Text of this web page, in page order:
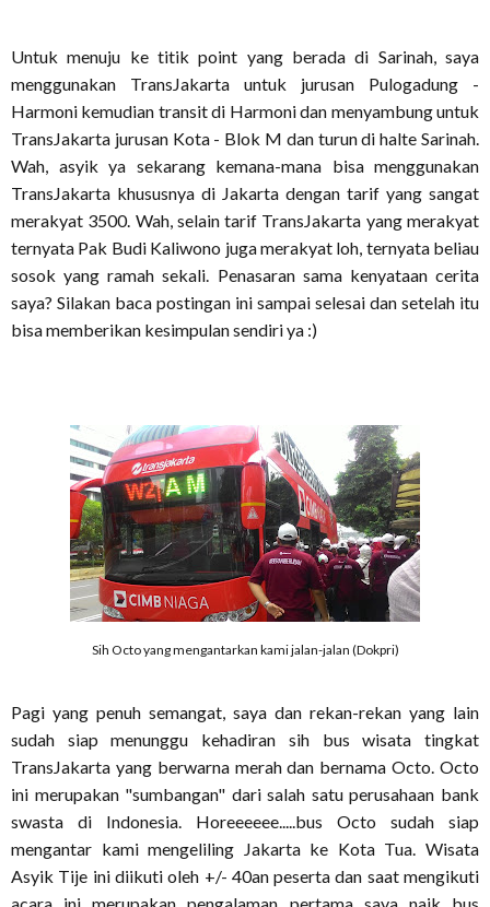
Untuk menuju ke titik point yang berada di Sarinah, saya
menggunakan TransJakarta untuk jurusan Pulogadung -
Harmoni kemudian transit di Harmoni dan menyambung untuk
TransJakarta jurusan Kota - Blok M dan turun di halte Sarinah.
Wah, asyik ya sekarang kemana-mana bisa menggunakan
TransJakarta khususnya di Jakarta dengan tarif yang sangat
merakyat 3500. Wah, selain tarif TransJakarta yang merakyat
ternyata Pak Budi Kaliwono juga merakyat loh, ternyata beliau
sosok yang ramah sekali. Penasaran sama kenyataan cerita
saya? Silakan baca postingan ini sampai selesai dan setelah itu
bisa memberikan kesimpulan sendiri ya :)
Sih Octo yang mengantarkan kami jalan-jalan (Dokpri)
Pagi yang penuh semangat, saya dan rekan-rekan yang lain
sudah siap menunggu kehadiran sih bus wisata tingkat
TransJakarta yang berwarna merah dan bernama Octo. Octo
ini merupakan "sumbangan" dari salah satu perusahaan bank
swasta di Indonesia. Horeeeeee.....bus Octo sudah siap
mengantar kami mengeliling Jakarta ke Kota Tua. Wisata
Asyik Tije ini diikuti oleh +/- 40an peserta dan saat mengikuti